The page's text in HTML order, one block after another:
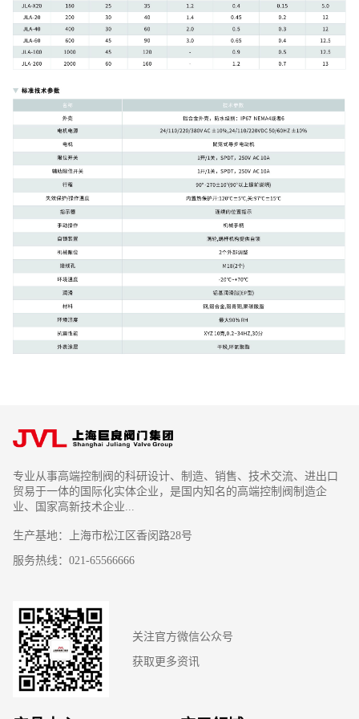
专业从事高端控制阀的科研设计、制造、销售、技术交流、进出口
贸易于一体的国际化实体企业，是国内知名的高端控制阀制造企
业、国家高新技术企业...
生产基地：上海市松江区香闵路28号
服务热线：021-65566666
关注官方微信公众号
获取更多资讯